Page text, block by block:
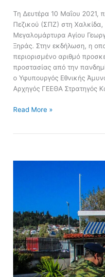
Τη Δευτέρα 10 Μαΐου 2021,
Πεζικού (ΣΠΖ) στη Χαλκίδα,
Μεγαλομάρτυρα Αγίου
Ξηράς. Στην εκδήλωση, η
περιορισμένο αριθμό
προστασίας από την
ο Υφυπουργός Εθνικής
Αρχηγός ΓΕΕΘΑ Στρατηγός
Read More »
κ.
ΧΑΡΑΛΑΜΠΟΥ
ΛΑΛΟΥΣΗ
ΣΤΗ
ΣΧΟΛΗ
ΠΕΖΙΚΟΥ